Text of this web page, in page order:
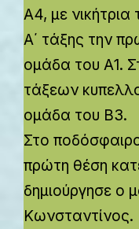
Α4, με νικήτρια
Α΄ τάξης την
ομάδα του Α1.
τάξεων
ομάδα του Β3.
Στο
πρώτη θέση
δημιούργησε ο
Κωνσταντίνος.